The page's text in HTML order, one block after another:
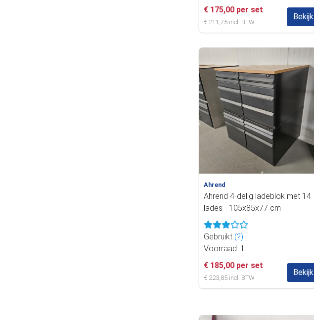
€ 175,00 per set
€ 211,75 incl. BTW
Bekijk
Ahrend
Ahrend 4-delig ladeblok met 14
lades - 105x85x77 cm
Gebruikt (?)
Voorraad: 1
€ 185,00 per set
€ 223,85 incl. BTW
Bekijk